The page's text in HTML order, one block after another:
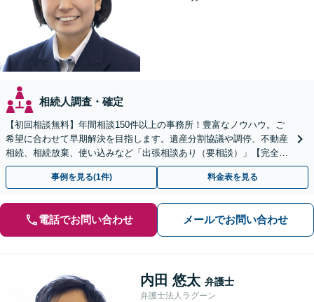
相続人調査・確定
【初回相談無料】年間相談150件以上の事務所！豊富なノウハウ。ご
希望に合わせて早期解決を目指します。遺産分割協議や調停、不動産
相続、相続放棄、使い込みなど「出張相談あり（要相談）」【完全個
室】【休日・夜間相談可】
事例を見る(1件) 料金表を見る
電話でお問い合わせ メールでお問い合わせ
内田 悠太 弁護士
弁護士法人ラグーン